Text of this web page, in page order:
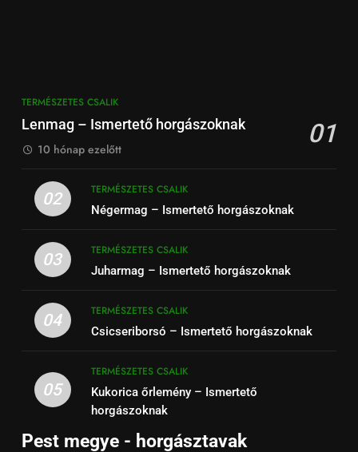
TERMÉSZETES CSALIK
Lenmag – Ismertető horgászoknak 01
10 hónap ezelőtt
02
TERMÉSZETES CSALIK
Négermag – Ismertető horgászoknak
03
TERMÉSZETES CSALIK
Juharmag – Ismertető horgászoknak
04
TERMÉSZETES CSALIK
Csicseriborsó – Ismertető horgászoknak
05
TERMÉSZETES CSALIK
Kukorica őrlemény – Ismertető
horgászoknak
Pest megye - horgásztavak